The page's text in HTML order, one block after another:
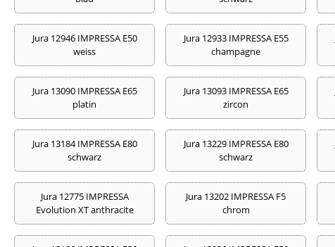
Jura 12946 IMPRESSA E50
weiss
Jura 12933 IMPRESSA E55
champagne
Jura 13090 IMPRESSA E65
platin
Jura 13093 IMPRESSA E65
zircon
Jura 13184 IMPRESSA E80
schwarz
Jura 13229 IMPRESSA E80
schwarz
Jura 12775 IMPRESSA
Evolution XT anthracite
Jura 13202 IMPRESSA F5
chrom